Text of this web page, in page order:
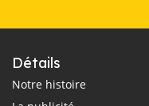
Détails
Notre histoire